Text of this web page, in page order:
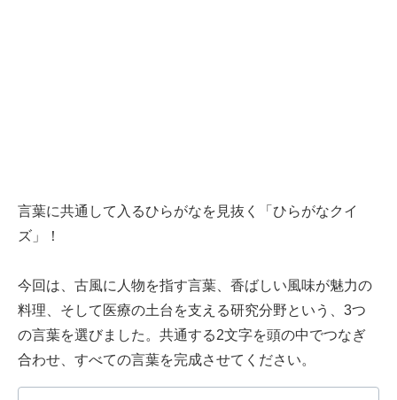
言葉に共通して入るひらがなを見抜く「ひらがなクイ
ズ」！
今回は、古風に人物を指す言葉、香ばしい風味が魅力の
料理、そして医療の土台を支える研究分野という、3つ
の言葉を選びました。共通する2文字を頭の中でつなぎ
合わせ、すべての言葉を完成させてください。